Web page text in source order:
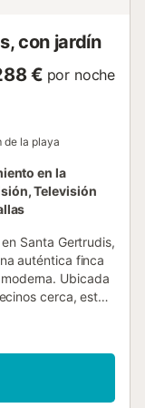
con jardín
€ por noche
de la playa
en la
Televisión
Santa Gertrudis,
auténtica finca
Ubicada
cerca, esta
con tres
complementados
pero
El interior,